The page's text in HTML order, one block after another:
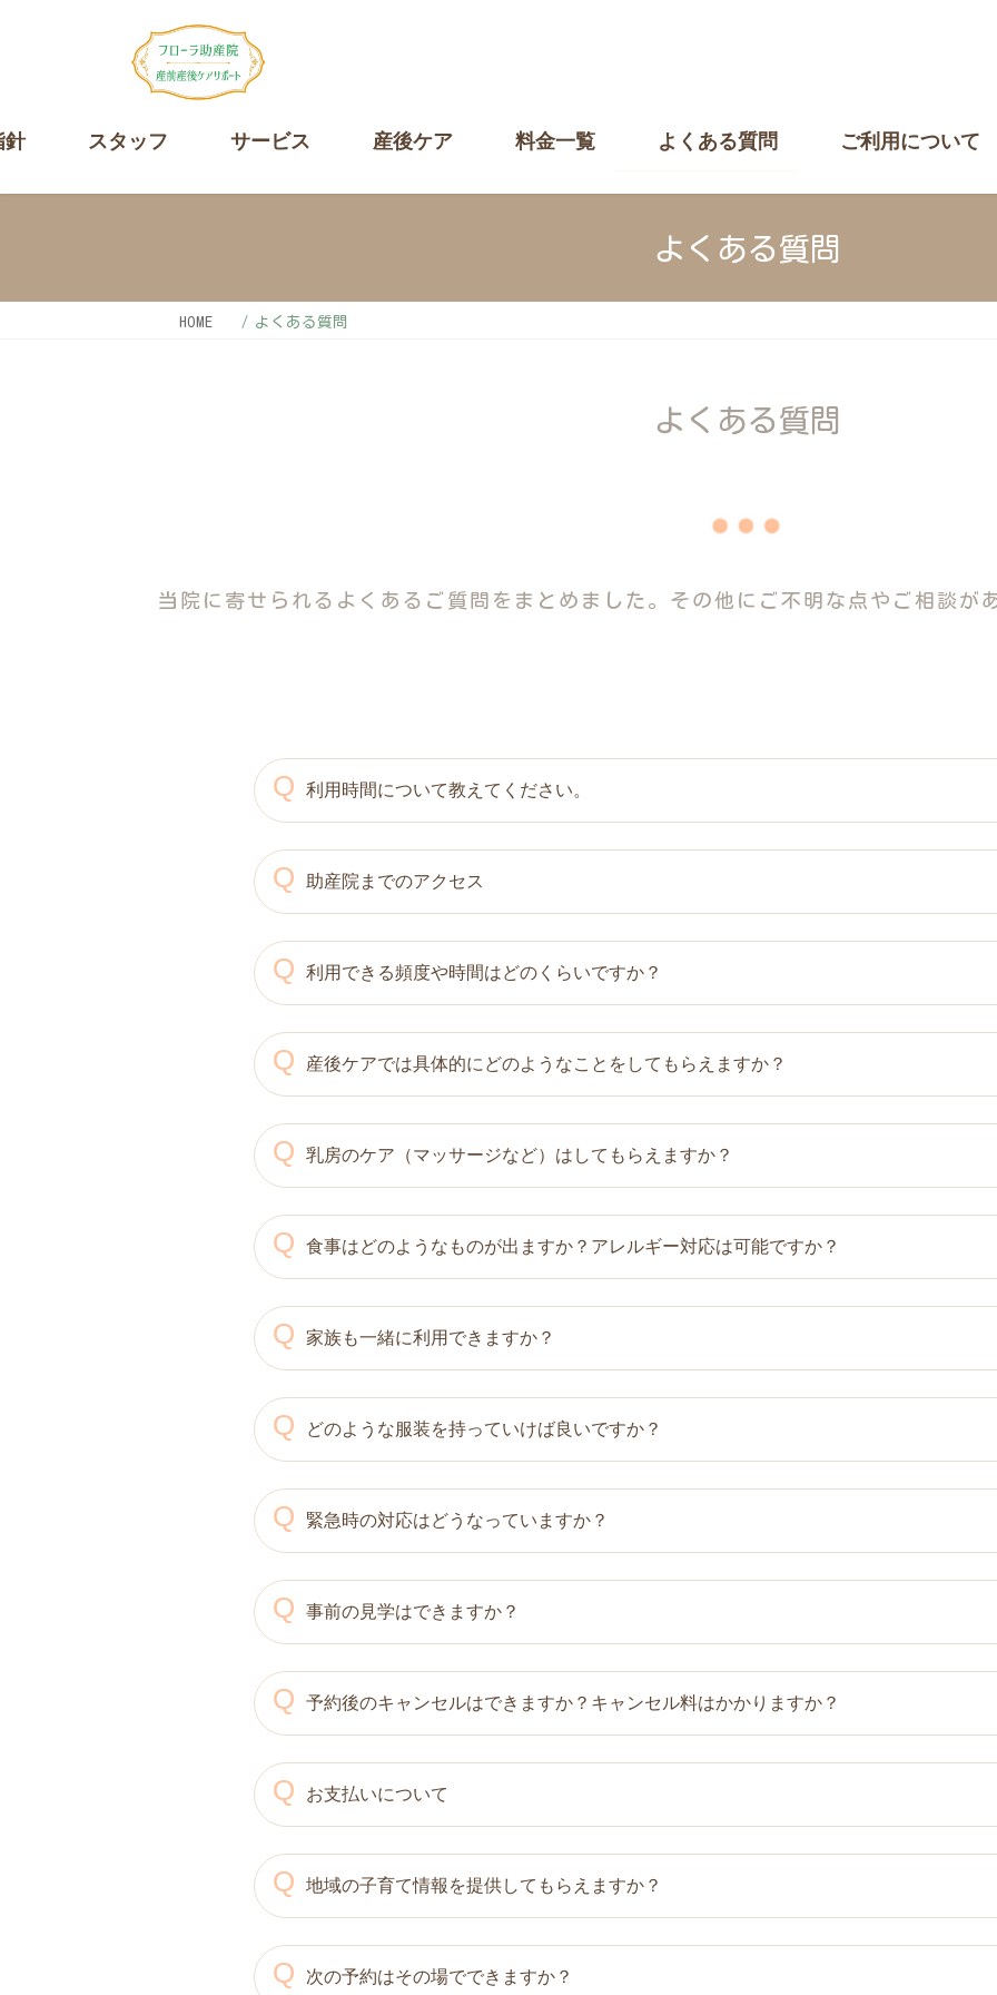
へ
キ
ョ
に
針 スタッフ サービス 産後ケア 料金一覧 よくある質問 ご利用について
よくある質問
HOME よくある質問
よくある質問
当院に寄せられるよくあるご質問をまとめました。 その他にご不明な点やご相談が
Q 利用時間について教えてください。
A
＜川越市産後ケアの場合＞
【ショート２時間】※１日４組まで ①9:00～11:00 ②11:00～13:00 ③13:00～15:00
【ロング６時間】※１日２組まで 10:00 ～16:00
【訪問型】訪問型※１日２組まで ①10:00～12:00 ②13:00～15:00
Q 助産院までのアクセス
A
電車の場合…ＪＲ埼京線 南古谷駅より徒歩１０分の距離です。南古谷駅改札口を出
線路を渡る→マツモトキヨシの脇道を田んぼに向かって直進→神明神社前のT 字路を右に
お車の場合…愛和病院とマクドナルド16号古谷店のある【古谷西交差点】を南古谷駅方
むと左手に【田んぼの中に青い小屋】があるところを左→十字路を右→神明神社前を左に
駐車場に関して…助産院敷地内に３台駐車場があります。予約制の為、駐車場が満車にな
合により駐車場満車の際は、南古谷駅付近のコインパーキングをご利用ください。４００
Q 利用できる頻度や時間はどのくらいですか？
A
川越市産後ケアの助成を利用の場合は、５回まで補助利用ができます。その後は、自
最低限の受診回数でケアを終了することを目指していますが、ご希望がありましたら、定
承ります。 市町村の助成について詳しくは、お住まいの市町村保健センターへお問い合わ
Q 産後ケアでは具体的にどのようなことをしてもらえますか？
A
産後ケアは、産後のホルモンの急激な変化や生活に慣れずストレスを感じやすい時期
心身のケアを提供するサービスです。 赤ちゃんのおむつ交換、沐浴、抱っこや寝かしつけ
いて学ぶことができます。 また、授乳の正しい姿勢や母乳の吸わせ方、乳房のセルフケア
ッサージを受けることもできます。 些細な疑問や不安を口に出し、専門家に相談できる
ママの身体の回復と健康管理の為に、食事の提供や身体を休める方法などのサポートを受
Q 乳房のケア（マッサージなど）はしてもらえますか？
A
マッサージが必要な方はケアいたします。乳房ケア希望の方は、フェイスタオル２枚
ださい。お忘れの方は、衛生面の感染防止の観点からフェイスタオル（２枚３００円）を
Q 食事はどのようなものが出ますか？アレルギー対応は可能ですか？
A
自宅に戻ってから困らないようお食事が自分で作れるよう日常生活でも生かせる簡単
ニューを提供しています。 アレルギーがある方は事前にお知らせください。
Q 家族も一緒に利用できますか？
A
現在時点では、お部屋の確保やスタッフの不足により、ご家族や上の子の同時利用は
ゃんのお二人の利用となります。
Q どのような服装を持っていけば良いですか？
A
お母さんが楽に過ごせる部屋着をお持ちください。必要な方は、部屋着の貸出し（Ｍ
す。
Q 緊急時の対応はどうなっていますか？
A
赤ちゃんとお母様の心身の急変に備え、緊急時の対応がよりスムーズに行えるよう、
作成し、日頃からスタッフとの共有および研修を実施しておりますので、ご安心ください
Q 事前の見学はできますか？
A 事前の見学は可能です。公式LINEメッセージかお電話にてお問合せください。
Q 予約後のキャンセルはできますか？キャンセル料はかかりますか？
A
キャンセル可能ですが、スタッフの配置や食事の準備などもありますので、前日17時
な予約・キャンセルは控えていただけると幸いです。
Q お支払いについて
A 現金、クレジットカード、電子マネー、QRコード決済の利用が可能です。
Q 地域の子育て情報を提供してもらえますか？
A 川越市子育てネットワークや地域の子育てサロン情報等お知らせさせていただきます。
Q 次の予約はその場でできますか？